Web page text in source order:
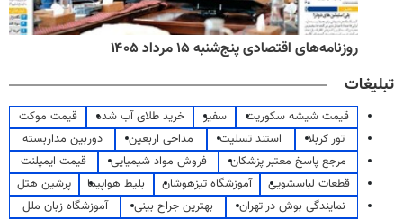
روزنامه‌های اقتصادی پنج‌شنبه ۱۵ مرداد ۱۴۰۵
تبلیغات
قیمت شیشه سکوریت سفیر خرید طلای آب شده
قیمت موکت
تور کربلا
استند تسلیت مداحی اربعین
دوربین مداربسته
مرجع پاسخ معتبر پزشکان
فروش مواد شیمیایی
قیمت ایمپلنت
قطعات لباسشویی
آموزشگاه تیزهوشان بلیط هواپیما
پرشین هتل
نمایندگی بوش در تهران
بهترین جراح بینی
آموزشگاه زبان ملل